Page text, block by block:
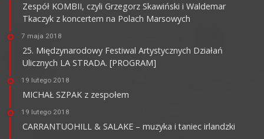
Zespół KOMBII, czyli Grzegorz Skawiński i Waldemar
Tkaczyk z koncertem na Polach Marsowych
7 maja 2018
25. Międzynarodowy Festiwal Artystycznych Działań
Ulicznych LA STRADA. [PROGRAM]
19 lutego 2018
MICHAŁ SZPAK z zespołem
19 lutego 2018
CARRANTUOHILL & SALAKE – muzyka i taniec irlandzki